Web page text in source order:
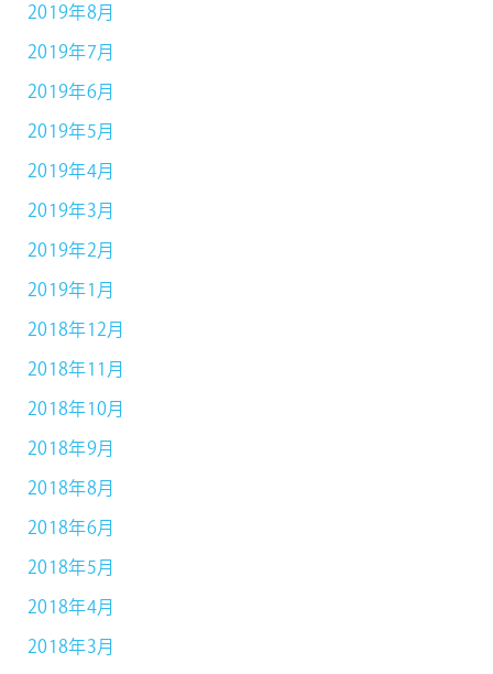
2019年8月
2019年7月
2019年6月
2019年5月
2019年4月
2019年3月
2019年2月
2019年1月
2018年12月
2018年11月
2018年10月
2018年9月
2018年8月
2018年6月
2018年5月
2018年4月
2018年3月